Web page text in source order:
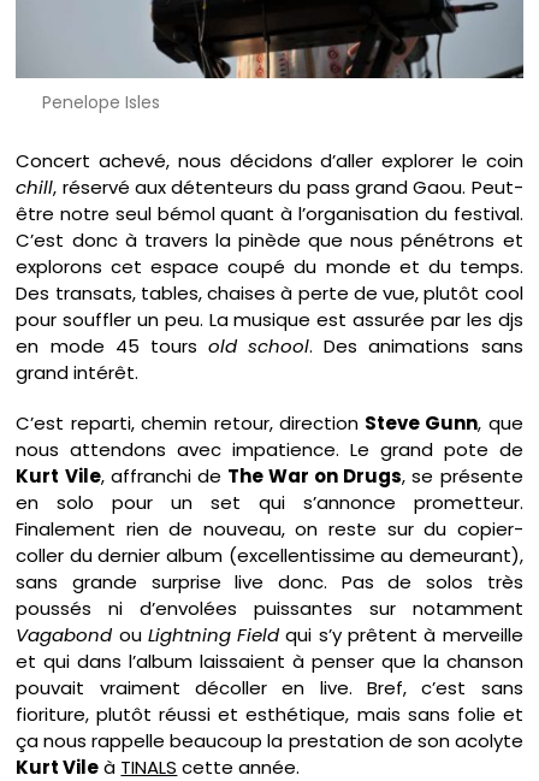
Penelope Isles
Concert achevé, nous décidons d’aller explorer le coin
chill, réservé aux détenteurs du pass grand Gaou. Peut-
être notre seul bémol quant à l’organisation du festival.
C’est donc à travers la pinède que nous pénétrons et
explorons cet espace coupé du monde et du temps.
Des transats, tables, chaises à perte de vue, plutôt cool
pour souffler un peu. La musique est assurée par les djs
en mode 45 tours old school. Des animations sans
grand intérêt.
C’est reparti, chemin retour, direction Steve Gunn, que
nous attendons avec impatience. Le grand pote de
Kurt Vile, affranchi de The War on Drugs, se présente
en solo pour un set qui s’annonce prometteur.
Finalement rien de nouveau, on reste sur du copier-
coller du dernier album (excellentissime au demeurant),
sans grande surprise live donc. Pas de solos très
poussés ni d’envolées puissantes sur notamment
Vagabond ou Lightning Fieldqui s’y prêtent à merveille
et qui dans l’album laissaient à penser que la chanson
pouvait vraiment décoller en live. Bref, c’est sans
fioriture, plutôt réussi et esthétique, mais sans folie et
ça nous rappelle beaucoup la prestation de son acolyte
Kurt Vileà TINALS cette année.